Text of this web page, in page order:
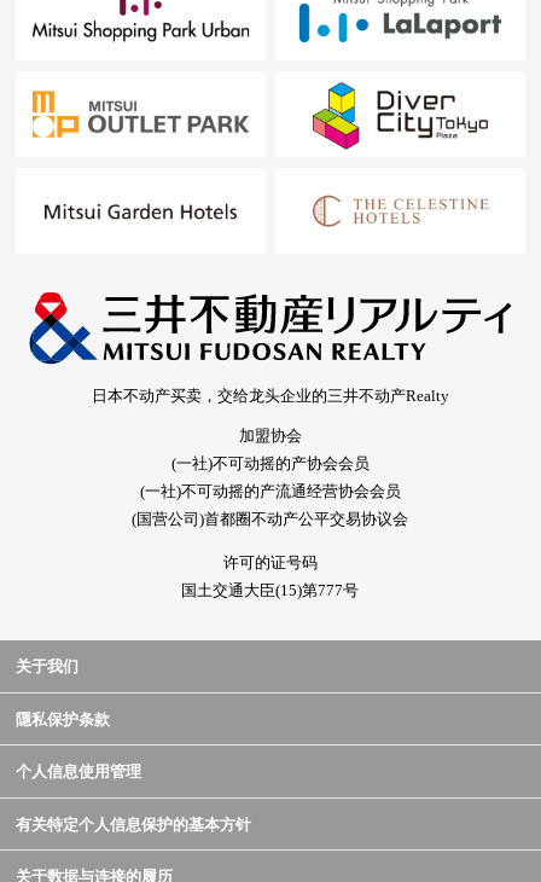
日本不动产买卖，交给龙头企业的三井不动产Realty
加盟协会
(一社)不可动摇的产协会会员
(一社)不可动摇的产流通经营协会会员
(国营公司)首都圈不动产公平交易协议会
许可的证号码
国土交通大臣(15)第777号
关于我们
隱私保护条款
个人信息使用管理
有关特定个人信息保护的基本方针
关于数据与连接的履历